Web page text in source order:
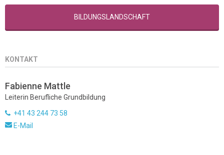
BILDUNGSLANDSCHAFT
KONTAKT
Fabienne Mattle
Leiterin Berufliche Grundbildung
+41 43 244 73 58
E-Mail